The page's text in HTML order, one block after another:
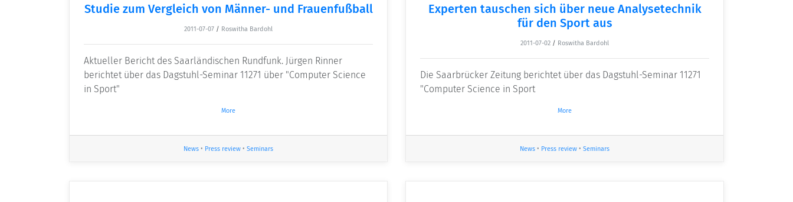
Studie zum Vergleich von Männer- und Frauenfußball
2011-07-07 / Roswitha Bardohl
Aktueller Bericht des Saarländischen Rundfunk. Jürgen Rinner
berichtet über das Dagstuhl-Seminar 11271 über "Computer Science
in Sport"
More
News • Press review • Seminars
Experten tauschen sich über neue Analysetechnik
für den Sport aus
2011-07-02 / Roswitha Bardohl
Die Saarbrücker Zeitung berichtet über das Dagstuhl-Seminar 11271
"Computer Science in Sport
More
News • Press review • Seminars